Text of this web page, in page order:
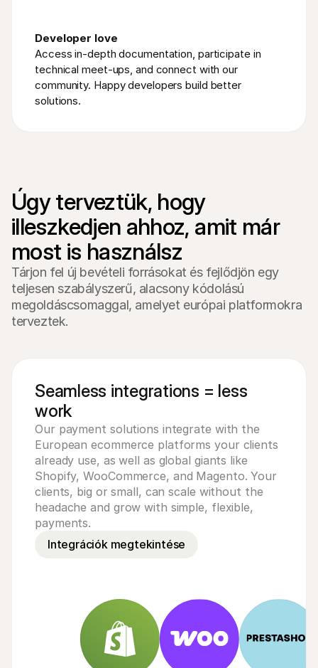
Developer love
Access in-depth documentation, participate in
technical meet-ups, and connect with our
community. Happy developers build better
solutions.
Úgy terveztük, hogy
illeszkedjen ahhoz, amit már
most is használsz
Tárjon fel új bevételi forrásokat és fejlődjön egy
teljesen szabályszerű, alacsony kódolású
megoldáscsomaggal, amelyet európai platformokra
terveztek.
Seamless integrations = less
work
Our payment solutions integrate with the
European ecommerce platforms your clients
already use, as well as global giants like
Shopify, WooCommerce, and Magento. Your
clients, big or small, can scale without the
headache and grow with simple, flexible,
payments.
Integrációk megtekintése